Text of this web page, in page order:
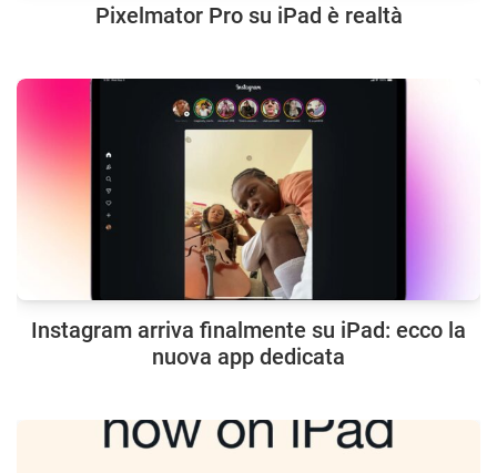
Pixelmator Pro su iPad è realtà
Instagram arriva finalmente su iPad: ecco la
nuova app dedicata